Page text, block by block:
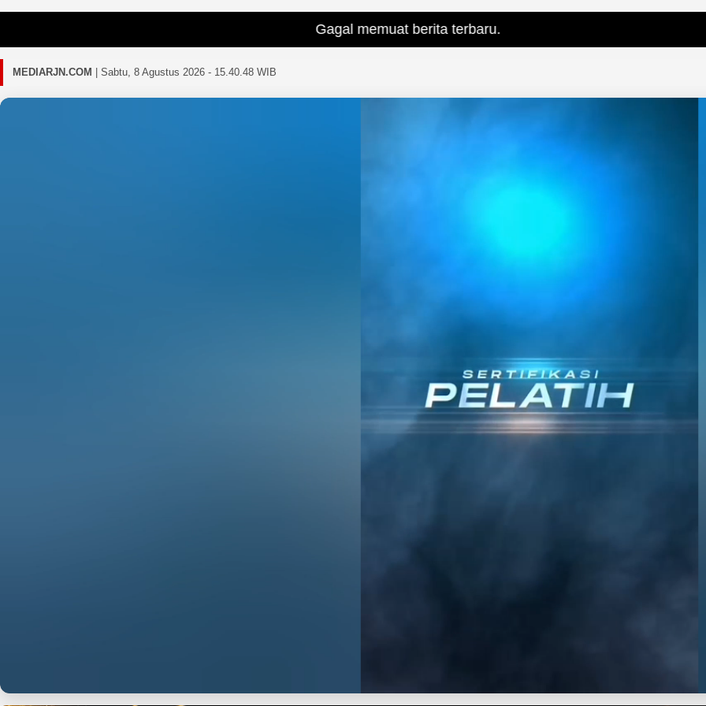
Gagal memuat berita terbaru.
MEDIARJN.COM Sabtu, 8 Agustus 2026 - 15.40.50 WIB